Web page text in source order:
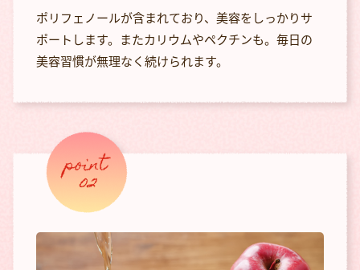
ポリフェノールが含まれており、美容をしっかりサ
ポートします。またカリウムやペクチンも。毎日の
美容習慣が無理なく続けられます。